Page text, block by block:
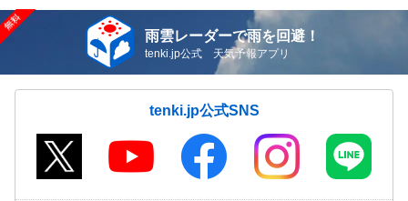
雨雲レーダーで雨を回避！
tenki.jp公式 天気予報アプリ
tenki.jp公式SNS